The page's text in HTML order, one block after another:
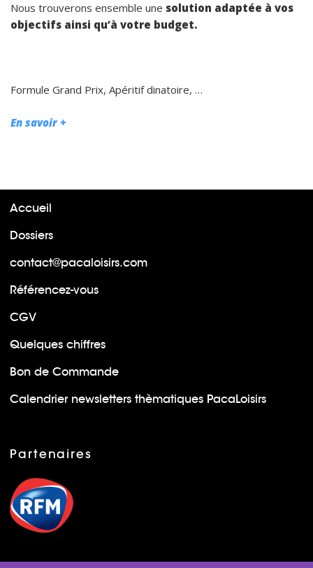
Nous trouverons ensemble une solution adaptée à vos
objectifs ainsi qu’à votre budget.
Formule Grand Prix, Apéritif dinatoire, …
En savoir +
Accueil
Dossiers
contact@pacaloisirs.com
Référencez-vous
CGV
Quelques chiffres
Bon de Commande
Calendrier newsletters thèmatiques PacaLoisirs
Partenaires